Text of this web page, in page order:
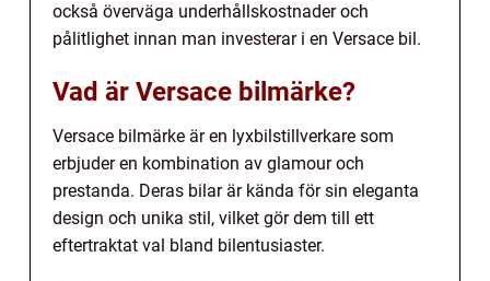
också överväga underhållskostnader och
pålitlighet innan man investerar i en Versace bil.
Vad är Versace bilmärke?
Versace bilmärke är en lyxbilstillverkare som
erbjuder en kombination av glamour och
prestanda. Deras bilar är kända för sin eleganta
design och unika stil, vilket gör dem till ett
eftertraktat val bland bilentusiaster.